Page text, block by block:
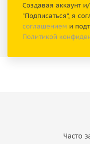
Создавая аккаунт
"Подписаться", я
соглашением и
Политикой
Часто